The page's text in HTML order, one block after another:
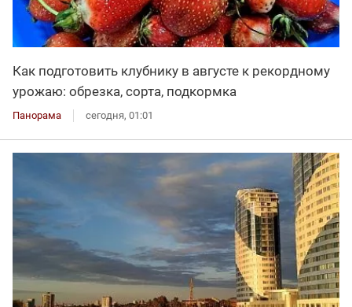
Как подготовить клубнику в августе к рекордному
урожаю: обрезка, сорта, подкормка
Панорама сегодня, 01:01